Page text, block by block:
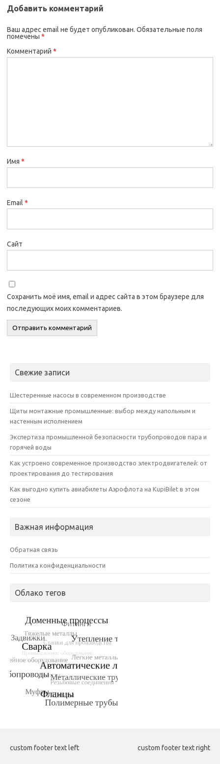
Добавить комментарий
Ваш адрес email не будет опубликован. Обязательные поля
помечены *
Комментарий *
Имя *
Email *
Сайт
Сохранить моё имя, email и адрес сайта в этом браузере для
последующих моих комментариев.
Свежие записи
Шестеренные насосы в современном производстве
Щиты монтажные промышленные: выбор между напольным и
настенным исполнением
Экспертиза промышленной безопасности трубопроводов пара и
горячей воды
Как устроено современное производство электродвигателей: от
проектирования до тестирования
Как выгодно купить авиабилеты Аэрофлота на KupiBilet в этом
сезоне
Важная информация
Обратная связь
Политика конфиденциальности
Облако тегов
custom footer text left custom footer text right